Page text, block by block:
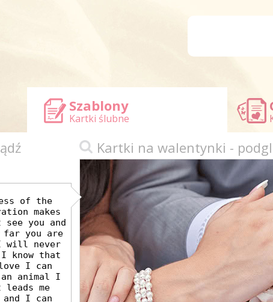
Szablony
Kartki ślubne
Kartki na walentynki -